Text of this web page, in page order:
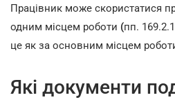
Працівник може скористатися
одним місцем роботи (пп.
це як за основним місцем
Які документи